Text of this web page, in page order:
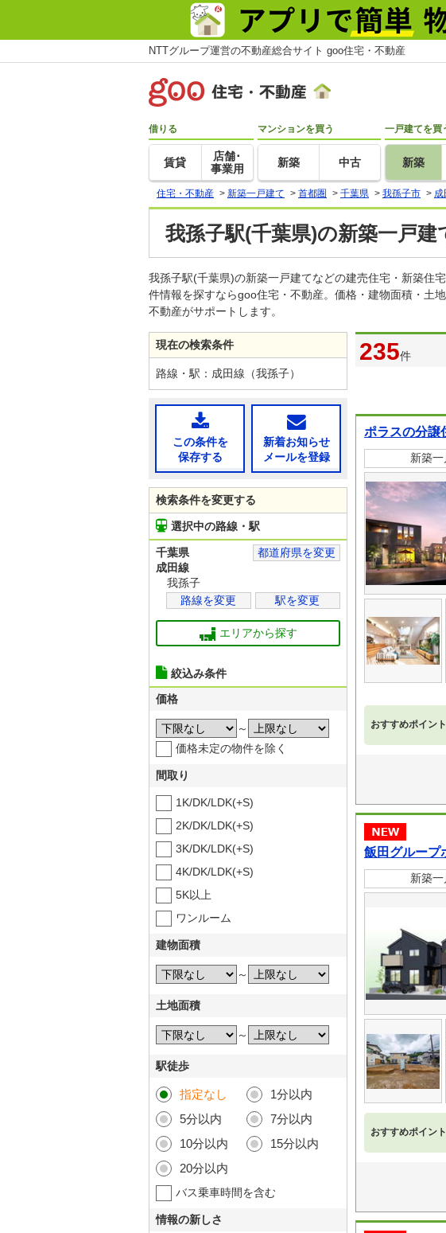
NTTグループ運営の不動産総合サイト goo住宅・不動産
借りる
賃貸
店舗･
事業用
マンションを買う
新築 中古
一戸建てを買
新築
住宅・不動産 > 新築一戸建て > 首都圏 > 千葉県 > 我孫子市 > 成
我孫子駅(千葉県)の新築一戸
我孫子駅(千葉県)の新築一戸建てなどの建売住宅・新築住
件情報を探すならgoo住宅・不動産。価格・建物面積・土
不動産がサポートします。
235件
ポラスの分譲
新築
おすすめポイント
飯田グルー
新築
おすすめポイント
現在の検索条件
路線・駅：成田線（我孫子）
この条件を
保存する
新着お知らせ
メールを登録
検索条件を変更する
選択中の路線・駅
千葉県
都道府県を変更
成田線
我孫子
路線を変更
駅を変更
エリアから探す
絞込み条件
価格
～
価格未定の物件を除く
間取り
1K/DK/LDK(+S)
2K/DK/LDK(+S)
3K/DK/LDK(+S)
4K/DK/LDK(+S)
5K以上
ワンルーム
建物面積
～
土地面積
～
駅徒歩
指定なし
1分以内
5分以内
7分以内
10分以内
15分以内
20分以内
バス乗車時間を含む
情報の新しさ